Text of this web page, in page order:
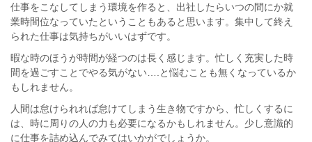
仕事をこなしてしまう環境を作ると、出社したらいつの間にか就
業時間位なっていたということもあると思います。集中して終え
られた仕事は気持ちがいいはずです。
暇な時のほうが時間が経つのは長く感じます。忙しく充実した時
間を過ごすことでやる気がない….と悩むことも無くなっているか
もしれません。
人間は怠けられれば怠けてしまう生き物ですから、忙しくするに
は、時に周りの人の力も必要になるかもしれません。少し意識的
に仕事を詰め込んでみてはいかがでしょうか。